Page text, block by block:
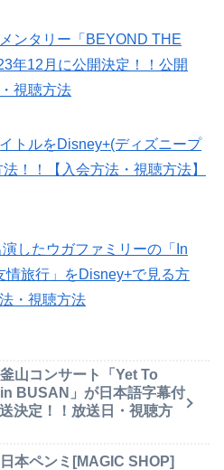
ンタリー「BEYOND THE
年12月に公開決定！！公開
視聴方法
トルをDisney+(ディズニープ
！！【入会方法・視聴方法】
したウガファミリーの「In
情旅行」をDisney+で見る方
・視聴方法
山コンサート「Yet To
BUSAN」が日本語字幕付
決定！！放送日・視聴方
本ペンミ[MAGIC SHOP]